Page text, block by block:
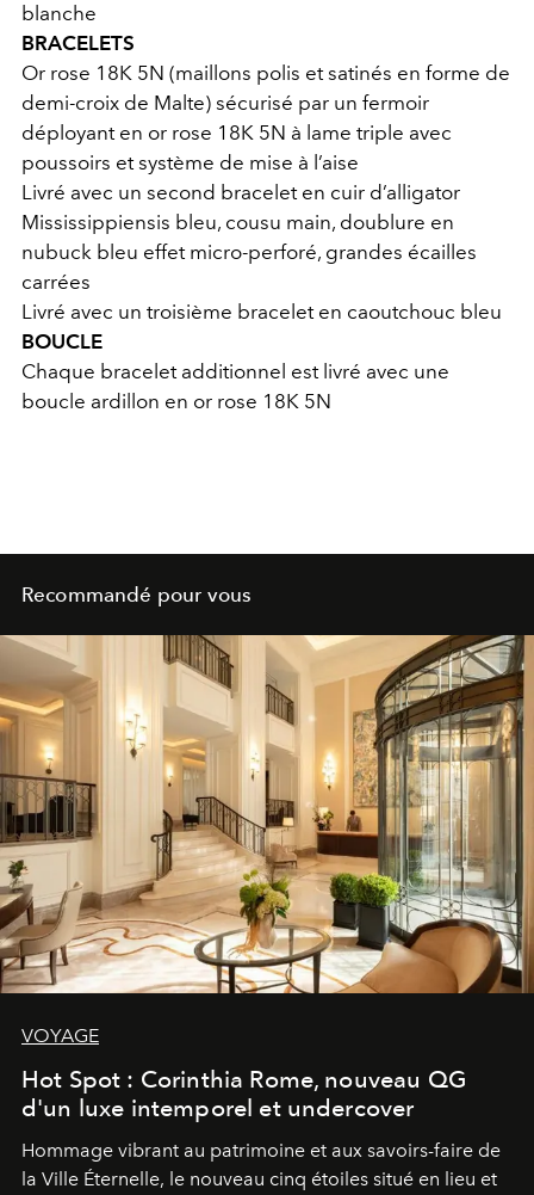
blanche
BRACELETS
Or rose 18K 5N (maillons polis et satinés en forme de
demi-croix de Malte) sécurisé par un fermoir
déployant en or rose 18K 5N à lame triple avec
poussoirs et système de mise à l’aise
Livré avec un second bracelet en cuir d’alligator
Mississippiensis bleu, cousu main, doublure en
nubuck bleu effet micro-perforé, grandes écailles
carrées
Livré avec un troisième bracelet en caoutchouc bleu
BOUCLE
Chaque bracelet additionnel est livré avec une
boucle ardillon en or rose 18K 5N
Recommandé pour vous
VOYAGE
Hot Spot : Corinthia Rome, nouveau QG
d'un luxe intemporel et undercover
Hommage vibrant au patrimoine et aux savoirs-faire de
la Ville Éternelle, le nouveau cinq étoiles situé en lieu et